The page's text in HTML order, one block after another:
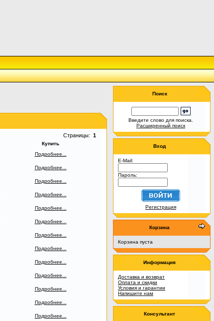
Страницы: 1
Купить
Подробнее...
Подробнее...
Подробнее...
Подробнее...
Подробнее...
Подробнее...
Подробнее...
Подробнее...
Подробнее...
Подробнее...
Подробнее...
Подробнее...
Подробнее...
Поиск
Введите слово для поиска.
Расширенный поиск
Вход
E-Mail:
Пароль:
Регистрация
Корзина
Корзина пуста
Информация
Доставка и возврат
Оплата и скидки
Условия и гарантии
Напишите нам
Консультант